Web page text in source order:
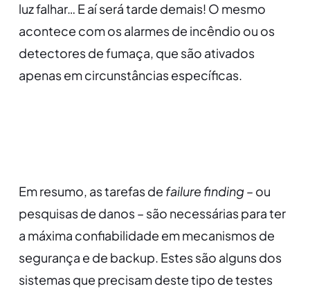
luz falhar… E aí será tarde demais! O mesmo
acontece com os alarmes de incêndio ou os
detectores de fumaça, que são ativados
apenas em circunstâncias específicas.
Em resumo, as tarefas de failure finding – ou
pesquisas de danos – são necessárias para ter
a máxima confiabilidade em mecanismos de
segurança e de backup. Estes são alguns dos
sistemas que precisam deste tipo de testes